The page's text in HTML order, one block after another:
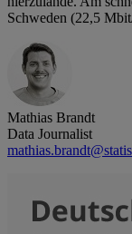
Schweden (22,5
Mathias Brandt
Data Journalist